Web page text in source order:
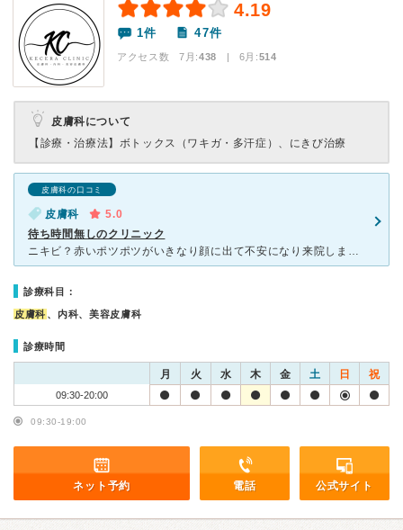
4.19
1件 47件
アクセス数 7月:438 | 6月:514
皮膚科について
【診療・治療法】 ボトックス（ワキガ・多汗症）、にきび治療
皮膚科の口コミ
皮膚科
5.0
待ち時間無しのクリニック
ニキビ？赤いポツポツがいきなり顔に出て不安になり来院しました。薬一つ一つを丁寧に説明してくれるのがとても良かったです。美容のクリニックでもあるからか、先生のお話がとてもわかりやすく為になるものでした。
診療科目：
皮膚科 、内科、美容皮膚科
診療時間
月 火 水 木 金 土 日 祝
09:30-20:00
09:30-19:00
ネット予約 電話 公式サイト